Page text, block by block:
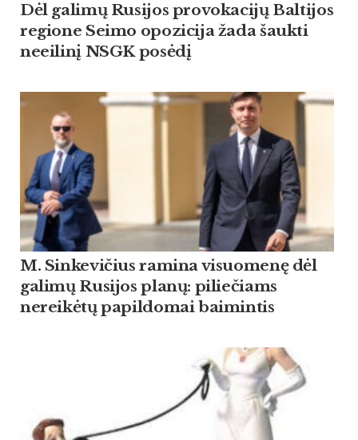
Dėl galimų Rusijos provokacijų Baltijos
regione Seimo opozicija žada šaukti
neeilinį NSGK posėdį
M. Sinkevičius ramina visuomenę dėl
galimų Rusijos planų: piliečiams
nereikėtų papildomai baimintis